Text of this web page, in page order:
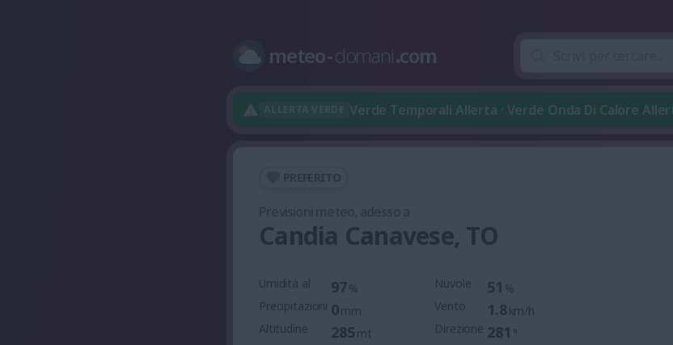
meteo-domani.com
ALLERTA VERDE Verde Temporali Allerta · Verde Onda Di Calore
Candia Canavese, TO
Umidità al 97%
Precipitazioni 0mm
Altitudine
285 mt
Nuvole 51 %
Vento
1.8km/h
Direzione 281 °